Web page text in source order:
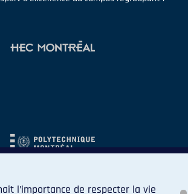
l’importance de respecter la vie